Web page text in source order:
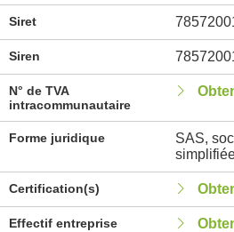
Siret
Siren
N° de TVA
intracommunautaire
Forme juridique
SAS,
Certification(s)
Effectif entreprise